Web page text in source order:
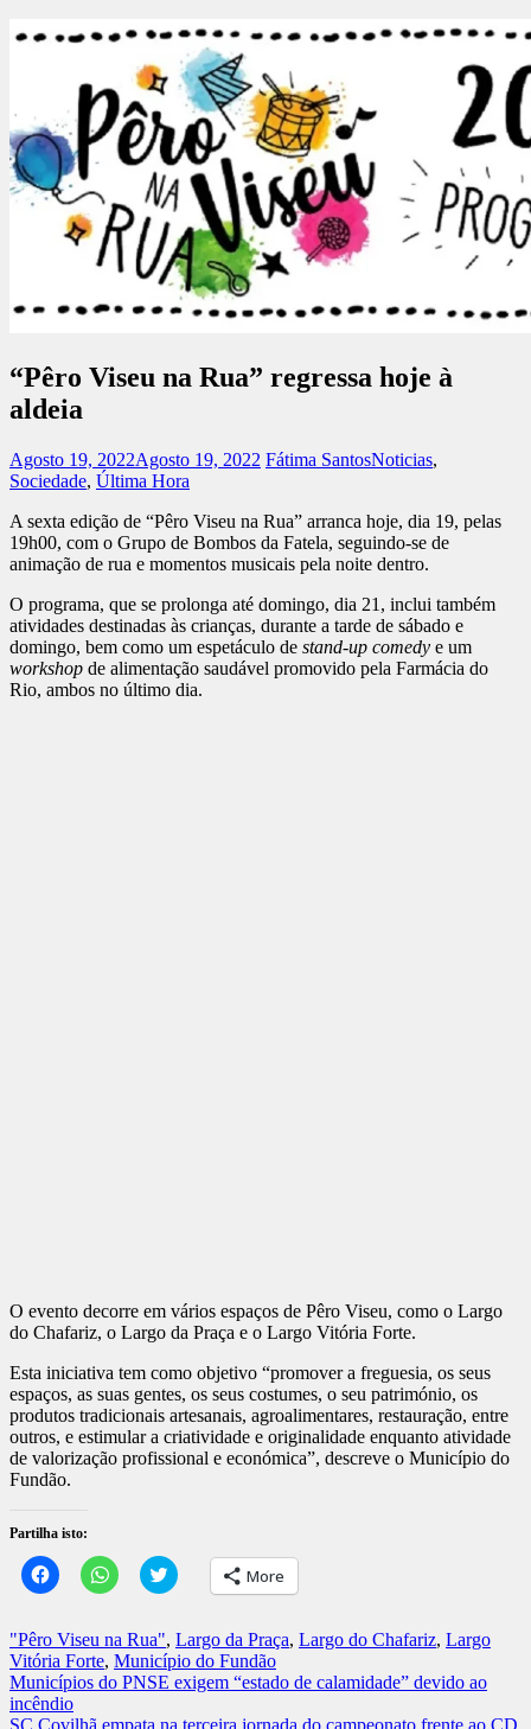
“Pêro Viseu na Rua” regressa hoje à
aldeia
Agosto 19, 2022Agosto 19, 2022 Fátima SantosNoticias,
Sociedade, Última Hora
A sexta edição de “Pêro Viseu na Rua” arranca hoje, dia 19, pelas
19h00, com o Grupo de Bombos da Fatela, seguindo-se de
animação de rua e momentos musicais pela noite dentro.
O programa, que se prolonga até domingo, dia 21, inclui também
atividades destinadas às crianças, durante a tarde de sábado e
domingo, bem como um espetáculo de stand-up comedy e um
workshop de alimentação saudável promovido pela Farmácia do
Rio, ambos no último dia.
O evento decorre em vários espaços de Pêro Viseu, como o Largo
do Chafariz, o Largo da Praça e o Largo Vitória Forte.
Esta iniciativa tem como objetivo “promover a freguesia, os seus
espaços, as suas gentes, os seus costumes, o seu património, os
produtos tradicionais artesanais, agroalimentares, restauração, entre
outros, e estimular a criatividade e originalidade enquanto atividade
de valorização profissional e económica”, descreve o Município do
Fundão.
Partilha isto:
Click
to
Facebook
(Opens
in
new
window)
Click
to
WhatsApp
(Opens
in
new
window)
Click
to
Twitter
(Opens
in
new
window)
More
"Pêro Viseu na Rua", Largo da Praça, Largo do Chafariz, Largo
Vitória Forte, Município do Fundão
Navegação
de
Municípios do PNSE exigem “estado de calamidade” devido ao
incêndio
SC Covilhã empata na terceira jornada do campeonato frente ao CD